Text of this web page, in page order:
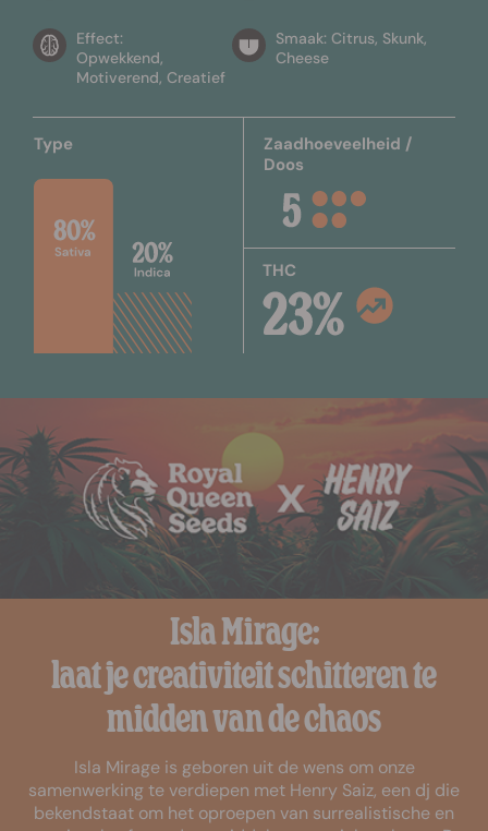
Effect:
Opwekkend,
Motiverend, Creatief
Smaak: Citrus, Skunk,
Cheese
Type
Zaadhoeveelheid /
Doos
THC
Isla Mirage:
laat je creativiteit schitteren te
midden van de chaos
Isla Mirage is geboren uit de wens om onze
samenwerking te verdiepen met Henry Saiz, een dj die
bekendstaat om het oproepen van surrealistische en